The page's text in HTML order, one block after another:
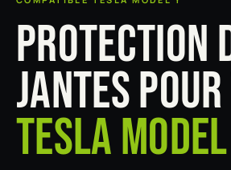
PROTECTION
JANTES
TESLA